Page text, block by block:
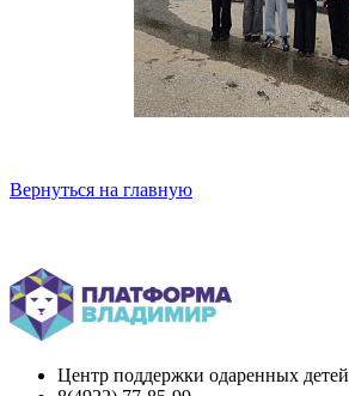
Вернуться на главную
Центр поддержки одаренных детей